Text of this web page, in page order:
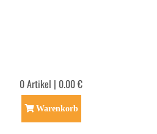
0 Artikel | 0.00 €
Warenkorb